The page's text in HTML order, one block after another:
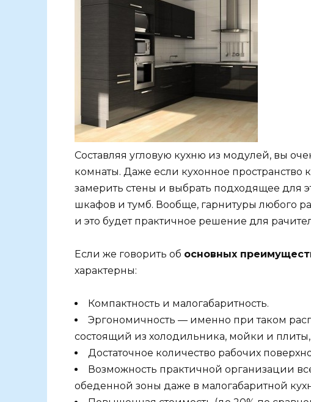
Составляя угловую кухню из модулей, вы
комнаты. Даже если кухонное пространство
замерить стены и выбрать подходящее для
шкафов и тумб. Вообще, гарнитуры любого
и это будет практичное решение для
Если же говорить об основных
характерны:
Компактность и малогабаритность.
Эргономичность — именно при таком
состоящий из холодильника, мойки и
Достаточное количество рабочих
Возможность практичной организации
обеденной зоны даже в малогабаритной